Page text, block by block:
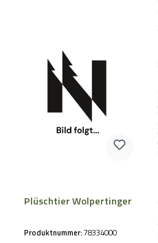
Plüschtier Wolpertinger
Produktnummer:78334000